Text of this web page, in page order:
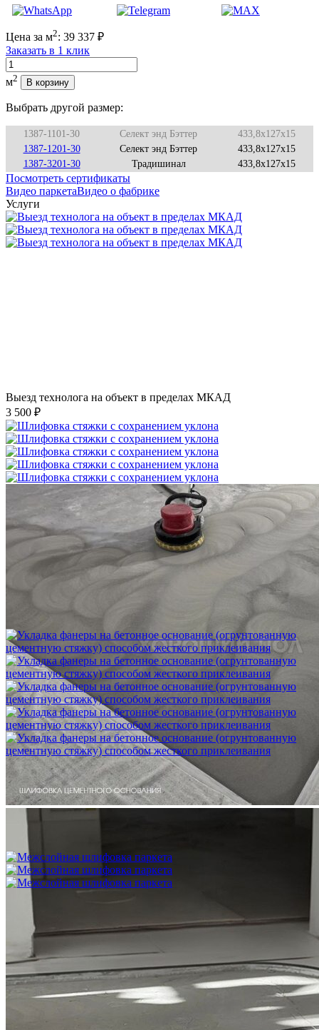
Цена за м2: 39 337 ₽
Заказать в 1 клик
Количество
м2 В корзину
Выбрать другой размер:
1387-1101-30 Селект энд Бэттер
433,8x127x15
1387-1201-30
Селект энд Бэттер
433,8x127x15
1387-3201-30
Традишинал 433,8x127x15
Посмотреть сертификаты
Видео паркетаВидео о фабрике
Услуги
Выезд технолога на объект в пределах МКАД
3 500 ₽
Укладка фанеры на бетонное основание (огрунтованную
750 ₽